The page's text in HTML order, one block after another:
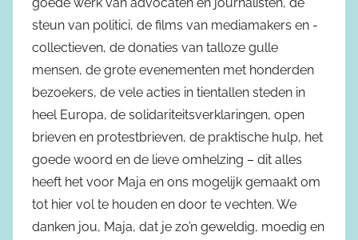
steun van politici, de films van mediamakers en -
collectieven, de donaties van talloze gulle
mensen, de grote evenementen met honderden
bezoekers, de vele acties in tientallen steden in
heel Europa, de solidariteitsverklaringen, open
brieven en protestbrieven, de praktische hulp, het
goede woord en de lieve omhelzing – dit alles
heeft het voor Maja en ons mogelijk gemaakt om
tot hier vol te houden en door te vechten. We
danken jou, Maja, dat je zo’n geweldig, moedig en